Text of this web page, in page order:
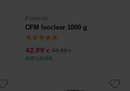
Prom-In
CFM Isoclear 1000 g
42,99 € 44,49€
AUF LAGER